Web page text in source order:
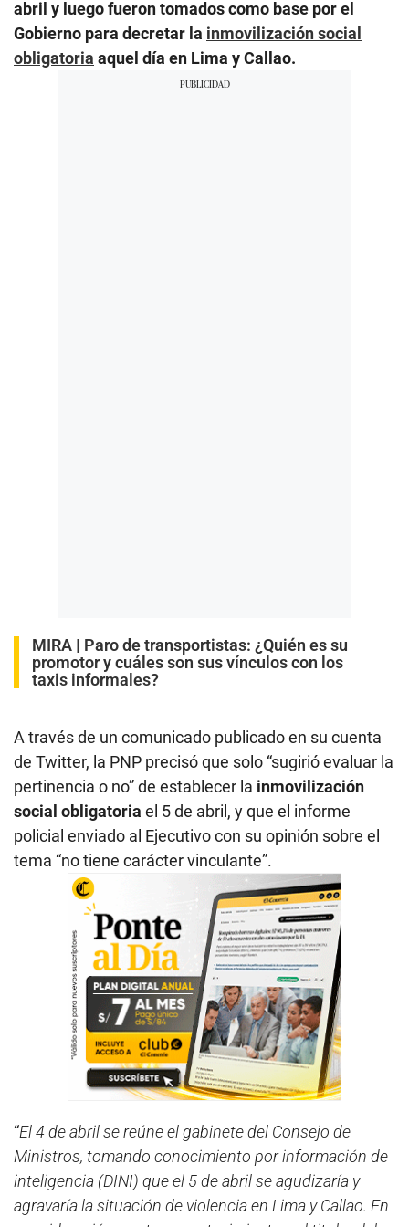
abril y luego fueron tomados como base por el
Gobierno para decretar la inmovilización social
obligatoria aquel día en Lima y Callao.
MIRA | Paro de transportistas: ¿Quién es su
promotor y cuáles son sus vínculos con los
taxis informales?
A través de un comunicado publicado en su cuenta
de Twitter, la PNP precisó que solo “sugirió evaluar la
pertinencia o no” de establecer la inmovilización
social obligatoria el 5 de abril, y que el informe
policial enviado al Ejecutivo con su opinión sobre el
tema “no tiene carácter vinculante”.
“El 4 de abril se reúne el gabinete del Consejo de
Ministros, tomando conocimiento por información de
inteligencia (DINI) que el 5 de abril se agudizaría y
agravaría la situación de violencia en Lima y Callao. En